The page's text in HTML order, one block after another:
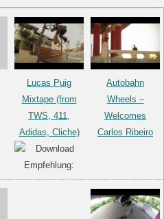
Lucas Puig
Mixtape (from
TWS, 411,
Adidas, Cliche)
Autobahn
Wheels –
Welcomes
Carlos Ribeiro